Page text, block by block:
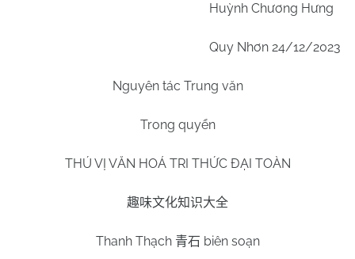
Huỳnh Chương Hưng
Quy Nhơn 24/12/2023
Nguyên tác Trung văn
Trong quyển
THÚ VỊ VĂN HOÁ TRI THỨC ĐẠI TOÀN
趣味文化知识大全
Thanh Thạch 青石 biên soạn